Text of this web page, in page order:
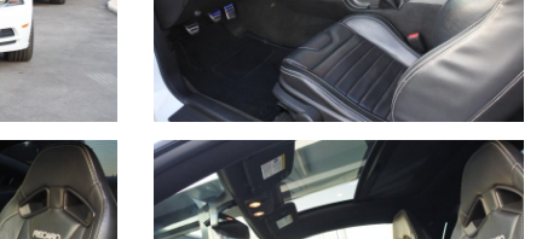
audio con SUBWOOFER, cerchi 20" argento, cruise control,